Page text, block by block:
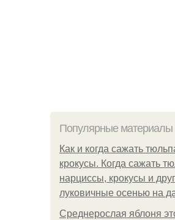
Популярные материалы
Как и когда сажать
крокусы. Когда сажать
нарциссы, крокусы и
луковичные осенью на
Среднерослая яблоня